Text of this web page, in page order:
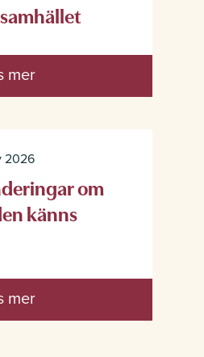
mer
2026
om
känns
mer